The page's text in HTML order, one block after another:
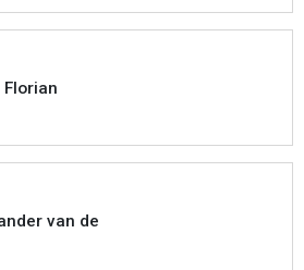
Florian
van de